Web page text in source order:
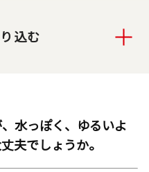
込む
水っぽく、ゆるいよ
夫でしょうか。